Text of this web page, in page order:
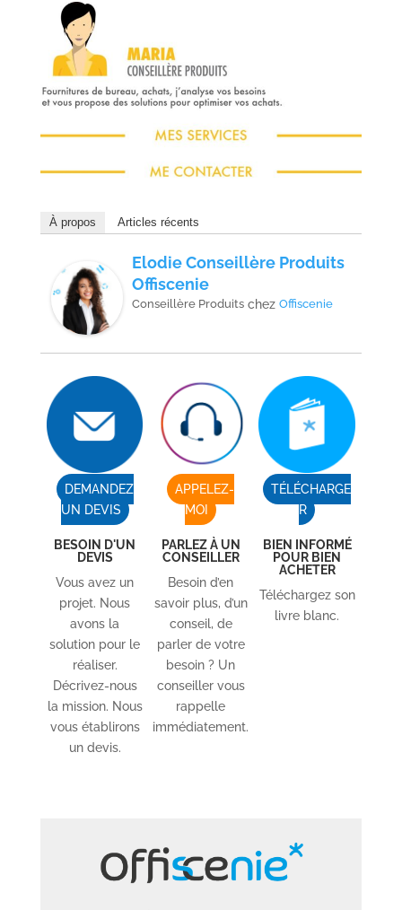
À propos Articles récents
Elodie Conseillère Produits
Offiscenie
Conseillère Produitschez Offiscenie
DEMANDEZ
UN DEVIS
BESOIN D'UN
DEVIS
Vous avez un
projet. Nous
avons la
solution pour le
réaliser.
Décrivez-nous
la mission. Nous
vous établirons
un devis.
APPELEZ-
MOI
PARLEZ À UN
CONSEILLER
Besoin d’en
savoir plus, d’un
conseil, de
parler de votre
besoin ? Un
conseiller vous
rappelle
immédiatement.
TÉLÉCHARGE
R
BIEN INFORMÉ
POUR BIEN
ACHETER
Téléchargez son
livre blanc.